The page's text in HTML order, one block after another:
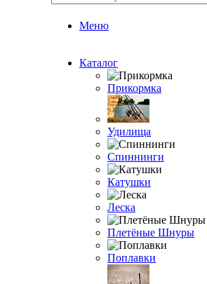
Меню
Каталог
Прикормка
Удилища
Спиннинги
Катушки
Леска
Плетёные Шнуры
Поплавки